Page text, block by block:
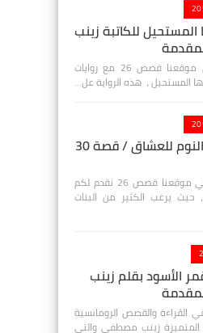
للكاتبة زينب
مرحباً بكم أصدقائي وأحبابي في موقعنا قصص 26 مع روايات
المستحيل ، هذه الرواية عل…
حواديت قبل النوم للعشاق / قصة 30
مرحباً بكم جميع أصدقائي ومتابعي موقعنا قصص 26 نقدم لكم
يرغب الكثير من البنات
الأسود بقلم زينب
القراءة والقصص الرومانسية
المتميزة زينب مصطفى والتي